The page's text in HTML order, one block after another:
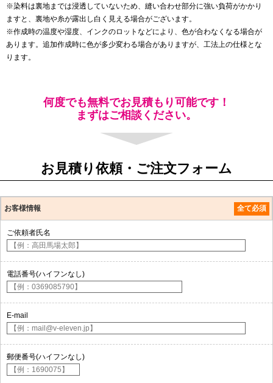
※染料は裏地までは浸透していないため、縫い合わせ部分に強い負荷がかかり
ますと、裏地や糸が露出し白く見える場合がございます。
※作成時の温度や湿度、インクのロットなどにより、色が合わなくなる場合が
あります。追加作成時に色が多少変わる場合がありますが、工法上の仕様とな
ります。
何度でも無料でお見積もり可能です！
まずはご相談ください。
お見積り依頼・ご注文フォーム
お客様情報 全て必須
ご依頼者氏名
電話番号(ハイフンなし)
E-mail
郵便番号(ハイフンなし)